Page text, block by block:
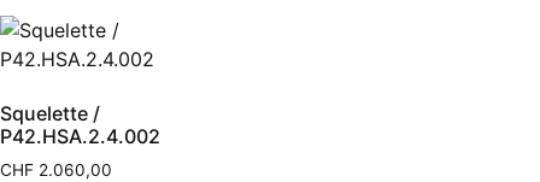
Squelette /
P42.HSA.2.4.002
CHF 2.060,00